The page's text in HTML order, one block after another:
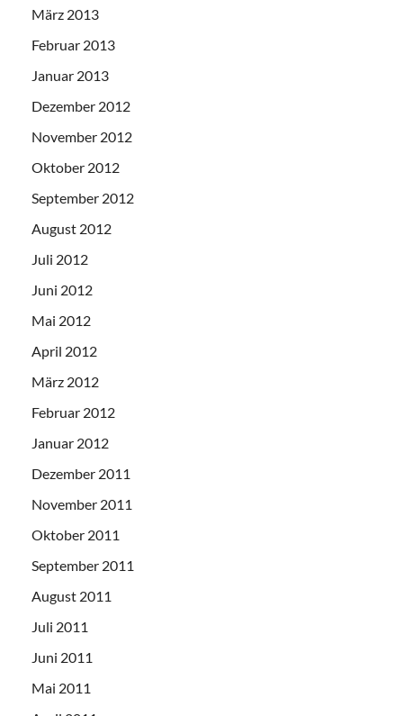
März 2013
Februar 2013
Januar 2013
Dezember 2012
November 2012
Oktober 2012
September 2012
August 2012
Juli 2012
Juni 2012
Mai 2012
April 2012
März 2012
Februar 2012
Januar 2012
Dezember 2011
November 2011
Oktober 2011
September 2011
August 2011
Juli 2011
Juni 2011
Mai 2011